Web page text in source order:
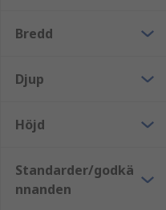
Bredd
Djup
Höjd
Standarder/godkä
nnanden